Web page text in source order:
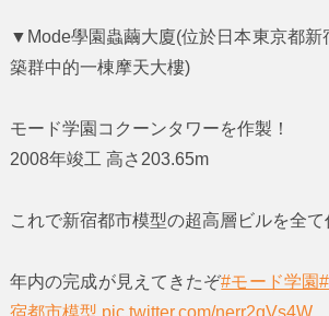
▼Mode學園蟲繭大廈(位於日本東京都新
築群中的一棟摩天大樓)
モード学園コクーンタワーを作製！
2008年竣工 高さ203.65m
これで新宿都市模型の超高層ビルを全て
年内の完成が見えてきたぞ#モード学園
宿都市模型 pic.twitter.com/nerr2qVs4W